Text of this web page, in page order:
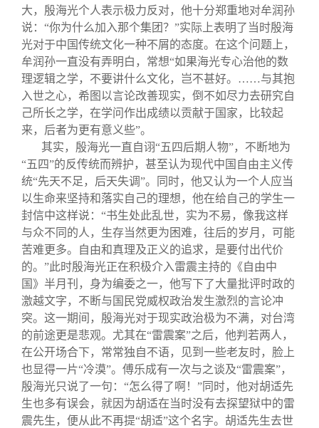
大，殷海光个人表示极力反对，他十分郑重地对牟润孙
说：“你为什么加入那个集团？”实际上表明了当时殷海
光对于中国传统文化一种不屑的态度。在这个问题上，
牟润孙一直没有弄明白，常想“如果海光专心治他的数
理逻辑之学，不要讲什么文化，岂不甚好。……与其抱
入世之心，希图以言论改善现实，倒不如尽力去研究自
己所长之学，在学问作出成绩以贡献于国家，比较起
来，后者为更有意义些”。
其实，殷海光一直自诩“五四后期人物”，不断地为
“五四”的反传统而辨护，甚至认为现代中国自由主义传
统“先天不足，后天失调”。同时，他又认为一个人应当
以生命来坚持和落实自己的理想，他在给自己的学生一
封信中这样说：“书生处此乱世，实为不易，像我这样
与众不同的人，生存当然更为困难，往后的岁月，可能
苦难更多。自由和真理及正义的追求，是要付出代价
的。”此时殷海光正在积极介入雷震主持的《自由中
国》半月刊，身为编委之一，他写下了大量批评时政的
激越文字，不断与国民党威权政治发生激烈的言论冲
突。这一期间，殷海光对于现实政治极为不满，对台湾
的前途更是悲观。尤其在“雷震案”之后，他判若两人，
在公开场合下，常常独自不语，见到一些老友时，脸上
也显得一片“冷漠”。傅乐成有一次与之谈及“雷震案”，
殷海光只说了一句：“怎么得了啊！”同时，他对胡适先
生也多有误会，就因为胡适在当时没有去探望狱中的雷
震先生，便从此不再提“胡适”这个名字。胡适先生去世